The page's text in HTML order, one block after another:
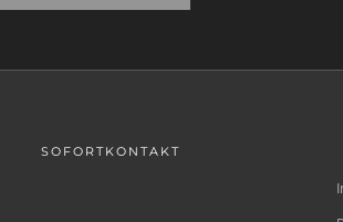
SOFORTKONTAKT